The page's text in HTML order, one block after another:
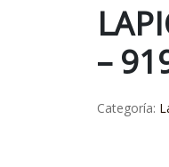
–
Categoría: